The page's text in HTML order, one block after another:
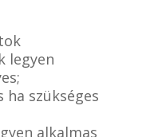
legyen
ha szükséges
alkalmas